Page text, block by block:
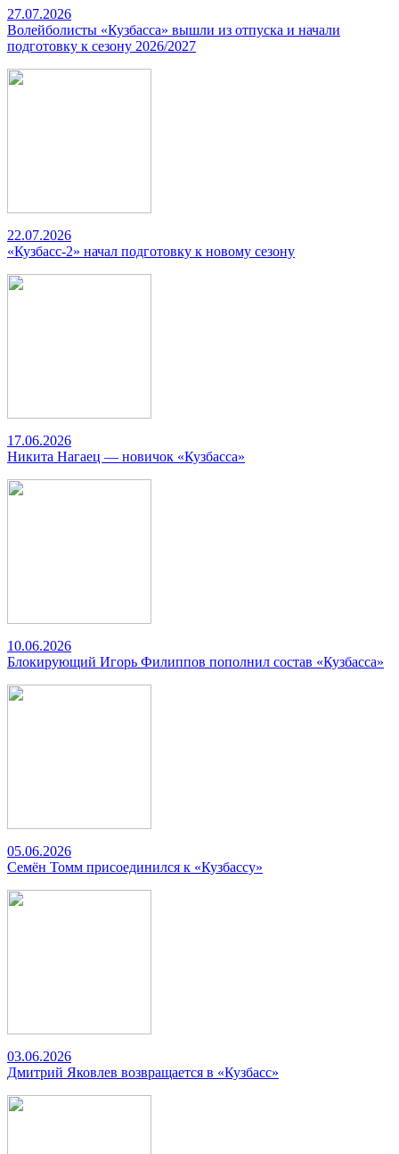
27.07.2026
Волейболисты «Кузбасса» вышли из отпуска и начали
подготовку к сезону 2026/2027
22.07.2026
«Кузбасс-2» начал подготовку к новому сезону
17.06.2026
Никита Нагаец — новичок «Кузбасса»
10.06.2026
Блокирующий Игорь Филиппов пополнил состав «Кузбасса»
05.06.2026
Семён Томм присоединился к «Кузбассу»
03.06.2026
Дмитрий Яковлев возвращается в «Кузбасс»